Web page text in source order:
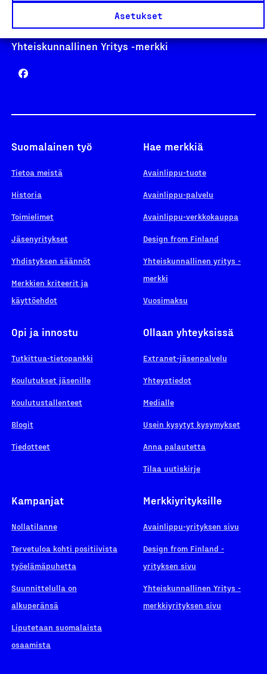
Asetukset
Yhteiskunnallinen Yritys -merkki
Suomalainen työ
Tietoa meistä
Historia
Toimielimet
Jäsenyritykset
Yhdistyksen säännöt
Merkkien kriteerit ja
käyttöehdot
Hae merkkiä
Avainlippu-tuote
Avainlippu-palvelu
Avainlippu-verkkokauppa
Design from Finland
Yhteiskunnallinen yritys -
merkki
Vuosimaksu
Opi ja innostu
Tutkittua-tietopankki
Koulutukset jäsenille
Koulutustallenteet
Blogit
Tiedotteet
Ollaan yhteyksissä
Extranet-jäsenpalvelu
Yhteystiedot
Medialle
Usein kysytyt kysymykset
Anna palautetta
Tilaa uutiskirje
Kampanjat
Nollatilanne
Tervetuloa kohti positiivista
työelämäpuhetta
Suunnittelulla on
alkuperänsä
Liputetaan suomalaista
osaamista
Merkkiyrityksille
Avainlippu-yrityksen sivu
Design from Finland -
yrityksen sivu
Yhteiskunnallinen Yritys -
merkkiyrityksen sivu